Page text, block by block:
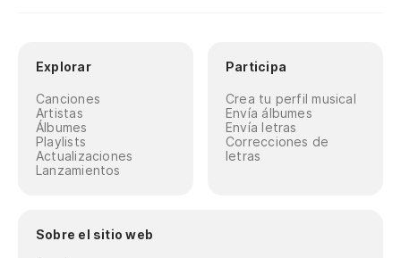
Explorar
Canciones
Artistas
Álbumes
Playlists
Actualizaciones
Lanzamientos
Participa
Crea tu perfil musical
Envía álbumes
Envía letras
Correcciones de
letras
Sobre el sitio web